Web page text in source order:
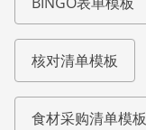
核对清单模板
食材采购清单模板